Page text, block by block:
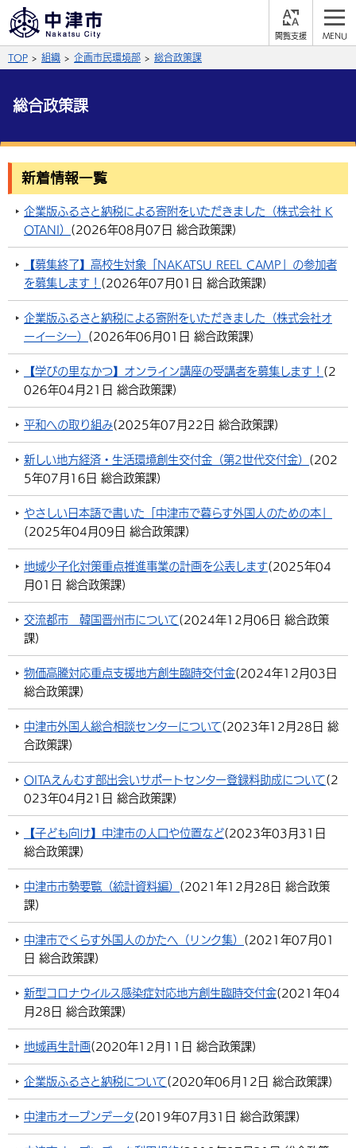
やさしい日本語
ふりがなをつける
よみあげる
黒 青 白
文字の大きさ
言語を選択
中国語（繁体字）
組織案内
Facebook X (Twitter) YouTube
サイト内検索
総合メニュー
届出・登録・証明 保険・年金
税金 住宅・インフラ
環境・衛生 生涯学習・スポーツ・人権
選挙 外国人の方向け情報
事業者の方へ
農林水産業 税金
都市整備
子育て・教育
施設情報 子どもを預ける
手当・助成 健康・医療
相談・支援・情報 計画・施策
観光・移住
観光なび スポットを探す
買う・おみやげ 四季のイベント・祭り
移住・定住
市政情報
行政・計画
TOP 組織 企画市民環境部 総合政策課
総合政策課
新着情報一覧
企業版ふるさと納税による寄附をいただきました（株式会社 K
OTANI） (2026年08月07日 総合政策課)
【募集終了】高校生対象「NAKATSU REEL CAMP」の参加者
を募集します！ (2026年07月01日 総合政策課)
企業版ふるさと納税による寄附をいただきました（株式会社オ
ーイーシー） (2026年06月01日 総合政策課)
【学びの里なかつ】オンライン講座の受講者を募集します！ (2
026年04月21日 総合政策課)
平和への取り組み(2025年07月22日 総合政策課)
新しい地方経済・生活環境創生交付金（第2世代交付金） (202
5年07月16日 総合政策課)
やさしい日本語で書いた「中津市で暮らす外国人のための本」
(2025年04月09日 総合政策課)
地域少子化対策重点推進事業の計画を公表します(2025年04
月01日 総合政策課)
交流都市 韓国晋州市について(2024年12月06日 総合政策
課)
物価高騰対応重点支援地方創生臨時交付金(2024年12月03日
総合政策課)
中津市外国人総合相談センターについて(2023年12月28日 総
合政策課)
OITAえんむす部出会いサポートセンター登録料助成について(2
023年04月21日 総合政策課)
【子ども向け】中津市の人口や位置など(2023年03月31日
総合政策課)
中津市市勢要覧（統計資料編） (2021年12月28日 総合政策
課)
中津市でくらす外国人のかたへ（リンク集） (2021年07月01
日 総合政策課)
新型コロナウイルス感染症対応地方創生臨時交付金(2021年04
月28日 総合政策課)
地域再生計画(2020年12月11日 総合政策課)
企業版ふるさと納税について(2020年06月12日 総合政策課)
中津市オープンデータ(2019年07月31日 総合政策課)